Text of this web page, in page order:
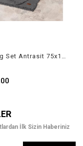
Bath Rug Set Antrasit 75x125 60x90
İlk Sizin Haberiniz